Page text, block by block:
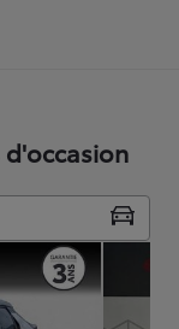
d'occasion